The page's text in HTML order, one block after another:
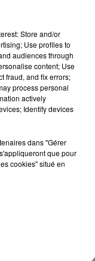
Store and/or
Use profiles to
audiences through
content; Use
fraud, and fix errors;
process personal
actively
Identify devices
dans "Gérer
que pour
cookies" situé en